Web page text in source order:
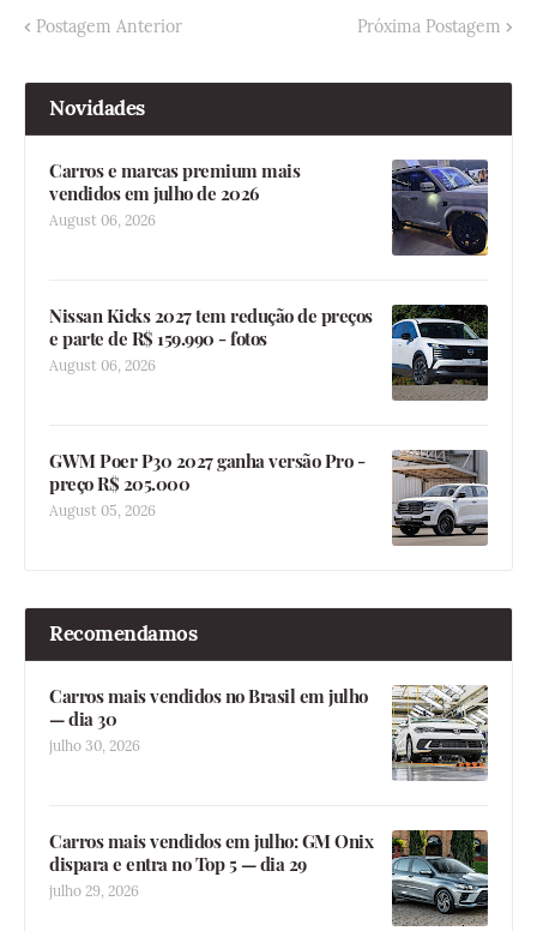
Postagem Anterior Próxima Postagem
Novidades
Carros e marcas premium mais
vendidos em julho de 2026
August 06, 2026
Nissan Kicks 2027 tem redução de preços
e parte de R$ 159.990 - fotos
August 06, 2026
GWM Poer P30 2027 ganha versão Pro -
preço R$ 205.000
August 05, 2026
Recomendamos
Carros mais vendidos no Brasil em julho
— dia 30
julho 30, 2026
Carros mais vendidos em julho: GM Onix
dispara e entra no Top 5 — dia 29
julho 29, 2026